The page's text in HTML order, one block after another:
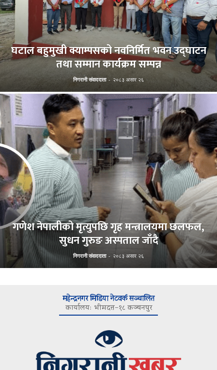
घटाल बहुमुखी क्याम्पसको नवनिर्मित भवन उद्घाटन
तथा सम्मान कार्यक्रम सम्पन्न
निगरानी संवाददाता - २०८३ असार २६
गणेश नेपालीको मृत्युपछि गृह मन्त्रालयमा छलफल,
सुधन गुरुङ अस्पताल जाँदै
निगरानी संवाददाता - २०८३ असार २६
महेन्द्रनगर मिडिया नेटवर्क सञ्चालित
कार्यालयः भीमदत्त–१८ कञ्चनपुर